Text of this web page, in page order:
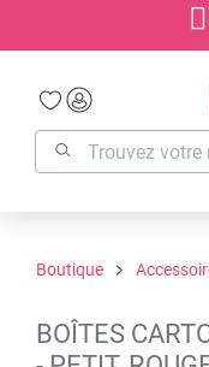
Boutique
BOÎTES